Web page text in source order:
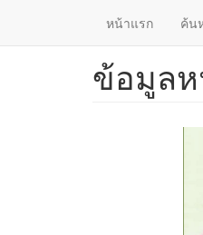
หน้าแรก ค้น
ข้อมูล